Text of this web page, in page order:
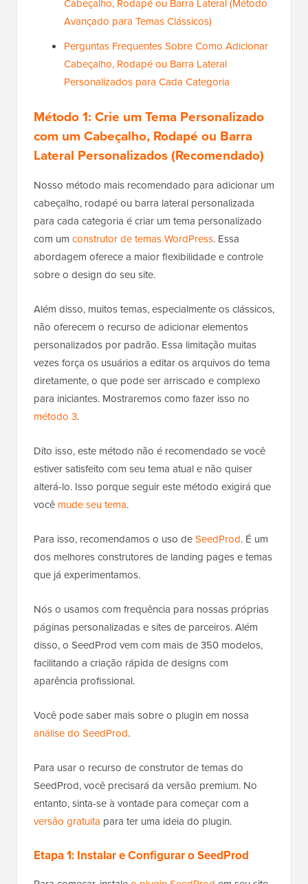
Cabeçalho, Rodapé ou Barra Lateral (Método
Avançado para Temas Clássicos)
Perguntas Frequentes Sobre Como Adicionar
Cabeçalho, Rodapé ou Barra Lateral
Personalizados para Cada Categoria
Método 1: Crie um Tema Personalizado
com um Cabeçalho, Rodapé ou Barra
Lateral Personalizados (Recomendado)
Nosso método mais recomendado para adicionar um
cabeçalho, rodapé ou barra lateral personalizada
para cada categoria é criar um tema personalizado
com um construtor de temas WordPress. Essa
abordagem oferece a maior flexibilidade e controle
sobre o design do seu site.
Além disso, muitos temas, especialmente os clássicos,
não oferecem o recurso de adicionar elementos
personalizados por padrão. Essa limitação muitas
vezes força os usuários a editar os arquivos do tema
diretamente, o que pode ser arriscado e complexo
para iniciantes. Mostraremos como fazer isso no
método 3.
Dito isso, este método não é recomendado se você
estiver satisfeito com seu tema atual e não quiser
alterá-lo. Isso porque seguir este método exigirá que
você mude seu tema.
Para isso, recomendamos o uso deSeedProd. É um
dos melhores construtores de landing pages e temas
que já experimentamos.
Nós o usamos com frequência para nossas próprias
páginas personalizadas e sites de parceiros. Além
disso, o SeedProd vem com mais de 350 modelos,
facilitando a criação rápida de designs com
aparência profissional.
Você pode saber mais sobre o plugin em nossa
análise do SeedProd.
Para usar o recurso de construtor de temas do
SeedProd, você precisará da versão premium. No
entanto, sinta-se à vontade para começar com a
versão gratuita para ter uma ideia do plugin.
Etapa 1: Instalar e Configurar o SeedProd